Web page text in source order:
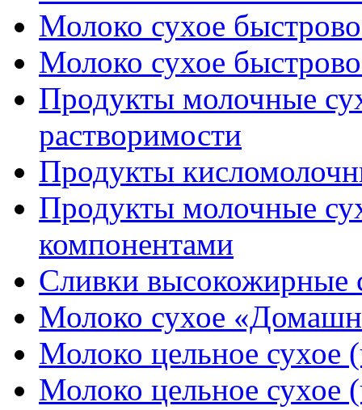
Молоко сухое
Молоко сухое
Продукты молочные
растворимости
Продукты
Продукты молочные
компонентами
Сливки высокожирные
Молоко сухое
Молоко цельное сухое
Молоко цельное сухое